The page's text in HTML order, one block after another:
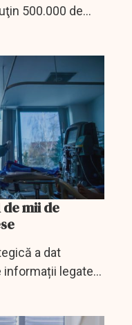
500.000 de
depăşeşte
de mii de
a dat
legate
19 în